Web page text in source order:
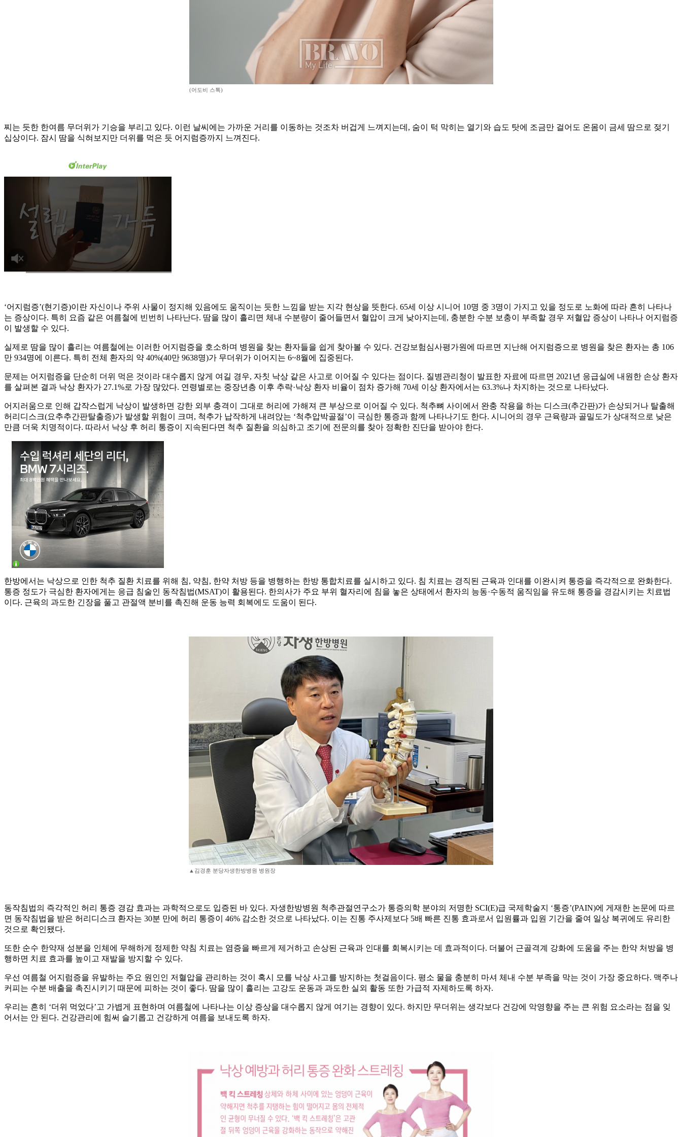
(어도비 스톡)
찌는 듯한 한여름 무더위가 기승을 부리고 있다. 이런 날씨에는 가까운 거리를 이동하는 것조차 버겁게 느껴지는데, 숨이 턱 막히는 열기와 습도 탓에 조금만 걸어도 온몸이 금세 땀으로 젖기
십상이다. 잠시 땀을 식혀보지만 더위를 먹은 듯 어지럼증까지 느껴진다.
‘어지럼증’(현기증)이란 자신이나 주위 사물이 정지해 있음에도 움직이는 듯한 느낌을 받는 지각 현상을 뜻한다. 65세 이상 시니어 10명 중 3명이 가지고 있을 정도로 노화에 따라 흔히 나타나
는 증상이다. 특히 요즘 같은 여름철에 빈번히 나타난다. 땀을 많이 흘리면 체내 수분량이 줄어들면서 혈압이 크게 낮아지는데, 충분한 수분 보충이 부족할 경우 저혈압 증상이 나타나 어지럼증
이 발생할 수 있다.
실제로 땀을 많이 흘리는 여름철에는 이러한 어지럼증을 호소하며 병원을 찾는 환자들을 쉽게 찾아볼 수 있다. 건강보험심사평가원에 따르면 지난해 어지럼증으로 병원을 찾은 환자는 총 106
만 934명에 이른다. 특히 전체 환자의 약 40%(40만 9638명)가 무더위가 이어지는 6~8월에 집중된다.
문제는 어지럼증을 단순히 더위 먹은 것이라 대수롭지 않게 여길 경우, 자칫 낙상 같은 사고로 이어질 수 있다는 점이다. 질병관리청이 발표한 자료에 따르면 2021년 응급실에 내원한 손상 환자
를 살펴본 결과 낙상 환자가 27.1%로 가장 많았다. 연령별로는 중장년층 이후 추락·낙상 환자 비율이 점차 증가해 70세 이상 환자에서는 63.3%나 차지하는 것으로 나타났다.
어지러움으로 인해 갑작스럽게 낙상이 발생하면 강한 외부 충격이 그대로 허리에 가해져 큰 부상으로 이어질 수 있다. 척추뼈 사이에서 완충 작용을 하는 디스크(추간판)가 손상되거나 탈출해
허리디스크(요추추간판탈출증)가 발생할 위험이 크며, 척추가 납작하게 내려앉는 ‘척추압박골절’이 극심한 통증과 함께 나타나기도 한다. 시니어의 경우 근육량과 골밀도가 상대적으로 낮은
만큼 더욱 치명적이다. 따라서 낙상 후 허리 통증이 지속된다면 척추 질환을 의심하고 조기에 전문의를 찾아 정확한 진단을 받아야 한다.
한방에서는 낙상으로 인한 척추 질환 치료를 위해 침, 약침, 한약 처방 등을 병행하는 한방 통합치료를 실시하고 있다. 침 치료는 경직된 근육과 인대를 이완시켜 통증을 즉각적으로 완화한다.
통증 정도가 극심한 환자에게는 응급 침술인 동작침법(MSAT)이 활용된다. 한의사가 주요 부위 혈자리에 침을 놓은 상태에서 환자의 능동·수동적 움직임을 유도해 통증을 경감시키는 치료법
이다. 근육의 과도한 긴장을 풀고 관절액 분비를 촉진해 운동 능력 회복에도 도움이 된다.
▲김경훈 분당자생한방병원 병원장
동작침법의 즉각적인 허리 통증 경감 효과는 과학적으로도 입증된 바 있다. 자생한방병원 척추관절연구소가 통증의학 분야의 저명한 SCI(E)급 국제학술지 ‘통증’(PAIN)에 게재한 논문에 따르
면 동작침법을 받은 허리디스크 환자는 30분 만에 허리 통증이 46% 감소한 것으로 나타났다. 이는 진통 주사제보다 5배 빠른 진통 효과로서 입원률과 입원 기간을 줄여 일상 복귀에도 유리한
것으로 확인됐다.
또한 순수 한약재 성분을 인체에 무해하게 정제한 약침 치료는 염증을 빠르게 제거하고 손상된 근육과 인대를 회복시키는 데 효과적이다. 더불어 근골격계 강화에 도움을 주는 한약 처방을 병
행하면 치료 효과를 높이고 재발을 방지할 수 있다.
우선 여름철 어지럼증을 유발하는 주요 원인인 저혈압을 관리하는 것이 혹시 모를 낙상 사고를 방지하는 첫걸음이다. 평소 물을 충분히 마셔 체내 수분 부족을 막는 것이 가장 중요하다. 맥주나
커피는 수분 배출을 촉진시키기 때문에 피하는 것이 좋다. 땀을 많이 흘리는 고강도 운동과 과도한 실외 활동 또한 가급적 자제하도록 하자.
우리는 흔히 ‘더위 먹었다’고 가볍게 표현하며 여름철에 나타나는 이상 증상을 대수롭지 않게 여기는 경향이 있다. 하지만 무더위는 생각보다 건강에 악영향을 주는 큰 위험 요소라는 점을 잊
어서는 안 된다. 건강관리에 힘써 슬기롭고 건강하게 여름을 보내도록 하자.